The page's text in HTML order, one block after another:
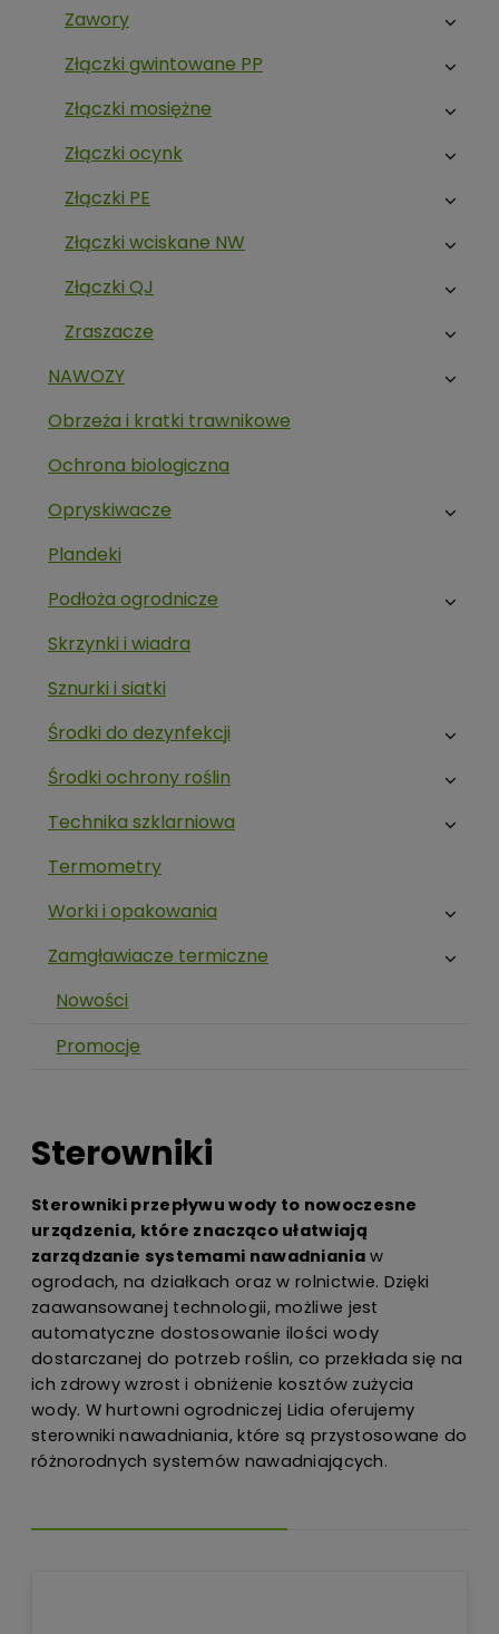
Zawory
Złączki gwintowane PP
Złączki mosiężne
Złączki ocynk
Złączki PE
Złączki wciskane NW
Złączki QJ
Zraszacze
NAWOZY
Obrzeża i kratki trawnikowe
Ochrona biologiczna
Opryskiwacze
Plandeki
Podłoża ogrodnicze
Skrzynki i wiadra
Sznurki i siatki
Środki do dezynfekcji
Środki ochrony roślin
Technika szklarniowa
Termometry
Worki i opakowania
Zamgławiacze termiczne
Nowości
Promocje
Sterowniki
Sterowniki przepływu wody to nowoczesne
urządzenia, które znacząco ułatwiają
zarządzanie systemami nawadnianiaw
ogrodach, na działkach oraz w rolnictwie. Dzięki
zaawansowanej technologii, możliwe jest
automatyczne dostosowanie ilości wody
dostarczanej do potrzeb roślin, co przekłada się na
ich zdrowy wzrost i obniżenie kosztów zużycia
wody. W hurtowni ogrodniczej Lidia oferujemy
sterowniki nawadniania, które są przystosowane do
różnorodnych systemów nawadniających.